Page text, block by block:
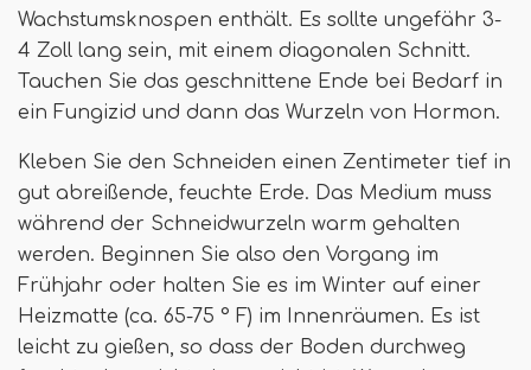
Wachstumsknospen enthält. Es sollte ungefähr 3-
4 Zoll lang sein, mit einem diagonalen Schnitt.
Tauchen Sie das geschnittene Ende bei Bedarf in
ein Fungizid und dann das Wurzeln von Hormon.
Kleben Sie den Schneiden einen Zentimeter tief in
gut abreißende, feuchte Erde. Das Medium muss
während der Schneidwurzeln warm gehalten
werden. Beginnen Sie also den Vorgang im
Frühjahr oder halten Sie es im Winter auf einer
Heizmatte (ca. 65-75 ° F) im Innenräumen. Es ist
leicht zu gießen, so dass der Boden durchweg